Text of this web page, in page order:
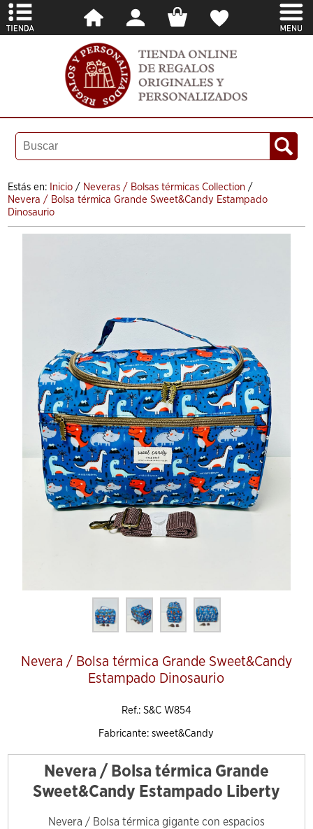
Estás en: Inicio / Neveras / Bolsas térmicas Collection /
Nevera / Bolsa térmica Grande Sweet&Candy Estampado
Dinosaurio
Nevera / Bolsa térmica Grande Sweet&Candy
Estampado Dinosaurio
Ref.: S&C W854
Fabricante: sweet&Candy
Nevera / Bolsa térmica Grande
Sweet&Candy Estampado Liberty
Nevera / Bolsa térmica gigante con espacios